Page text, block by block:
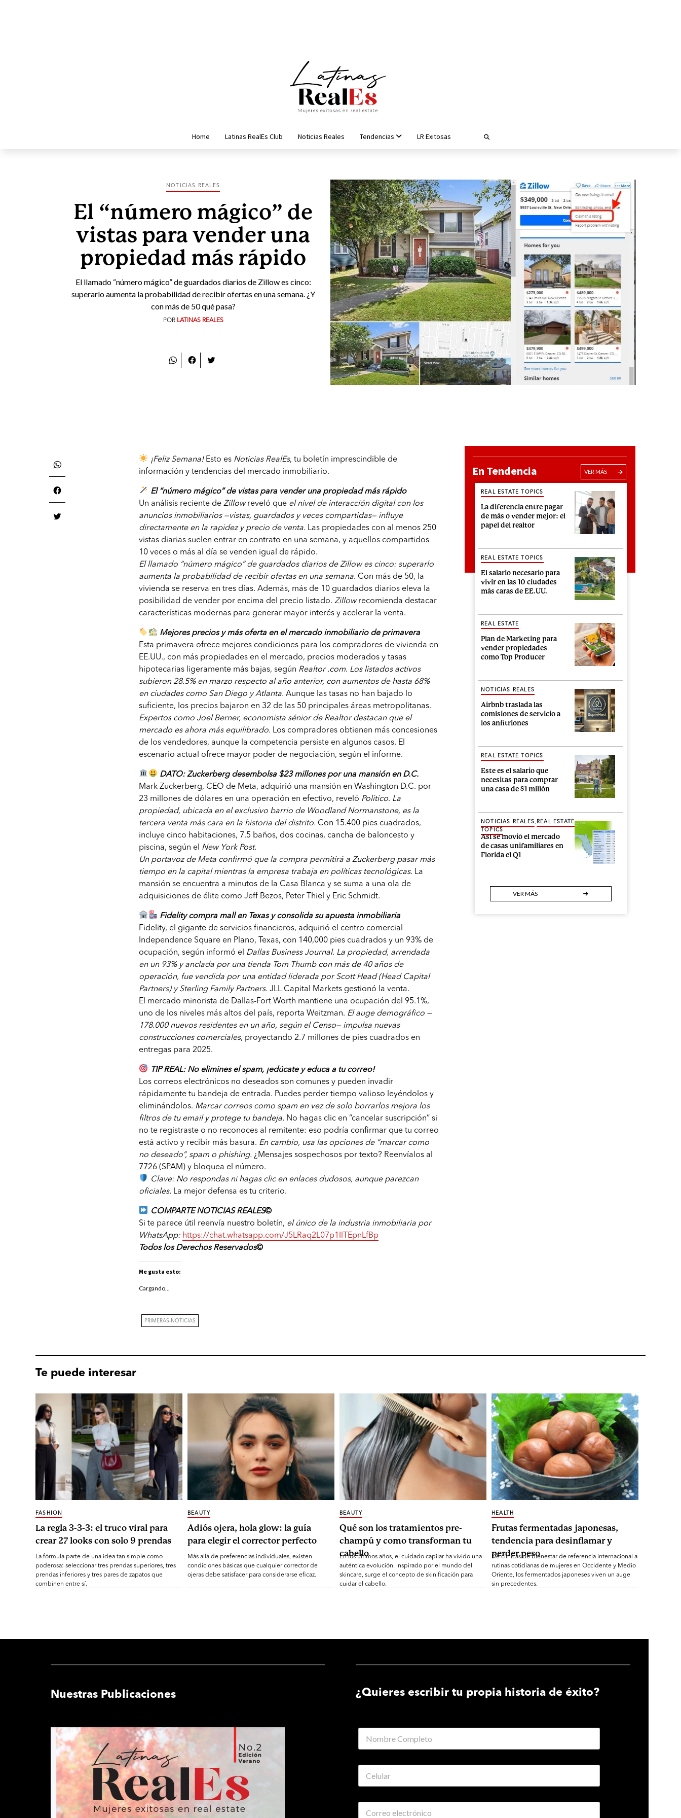
Home Latinas RealEs Club Noticias Reales Tendencias LR Exitosas
NOTICIAS REALES
El “número mágico” de
vistas para vender una
propiedad más rápido
El llamado “número mágico” de guardados diarios de Zillow es cinco:
superarlo aumenta la probabilidad de recibir ofertas en una semana. ¿Y
con más de 50 qué pasa?
POR LATINAS REALES
¡Feliz Semana!Esto es Noticias RealEs, tu boletín imprescindible de
información y tendencias del mercado inmobiliario.
El “número mágico” de vistas para vender una propiedad más rápido
Un análisis reciente deZillowreveló que el nivel de interacción digital con los
anuncios inmobiliarios —vistas, guardados y veces compartidas— influye
directamente en la rapidez y precio de venta. Las propiedades con al menos 250
vistas diarias suelen entrar en contrato en una semana, y aquellos compartidos
10 veces o más al día se venden igual de rápido.
El llamado “número mágico” de guardados diarios de Zillow es cinco: superarlo
aumenta la probabilidad de recibir ofertas en una semana. Con más de 50, la
vivienda se reserva en tres días. Además, más de 10 guardados diarios eleva la
posibilidad de vender por encima del precio listado.Zillowrecomienda destacar
características modernas para generar mayor interés y acelerar la venta.
Mejores precios y más oferta en el mercado inmobiliario de primavera
Esta primavera ofrece mejores condiciones para los compradores de vivienda en
EE.UU., con más propiedades en el mercado, precios moderados y tasas
hipotecarias ligeramente más bajas, según Realtor .com. Los listados activos
subieron 28.5% en marzo respecto al año anterior, con aumentos de hasta 68%
en ciudades como San Diego y Atlanta. Aunque las tasas no han bajado lo
suficiente, los precios bajaron en 32 de las 50 principales áreas metropolitanas.
Expertos como Joel Berner, economista sénior de Realtor destacan que el
mercado es ahora más equilibrado. Los compradores obtienen más concesiones
de los vendedores, aunque la competencia persiste en algunos casos. El
escenario actual ofrece mayor poder de negociación, según el informe.
DATO: Zuckerberg desembolsa $23 millones por una mansión en D.C.
Mark Zuckerberg, CEO de Meta, adquirió una mansión en Washington D.C. por
23 millones de dólares en una operación en efectivo, reveló Politico. La
propiedad, ubicada en el exclusivo barrio de Woodland Normanstone, es la
tercera venta más cara en la historia del distrito. Con 15.400 pies cuadrados,
incluye cinco habitaciones, 7.5 baños, dos cocinas, cancha de baloncesto y
piscina, según el New York Post.
Un portavoz de Meta confirmó que la compra permitirá a Zuckerberg pasar más
tiempo en la capital mientras la empresa trabaja en políticas tecnológicas. La
mansión se encuentra a minutos de la Casa Blanca y se suma a una ola de
adquisiciones de élite como Jeff Bezos, Peter Thiel y Eric Schmidt.
Fidelity compra mall en Texas y consolida su apuesta inmobiliaria
Fidelity, el gigante de servicios financieros, adquirió el centro comercial
Independence Square en Plano, Texas, con 140,000 pies cuadrados y un 93% de
ocupación, según informó el Dallas Business Journal. La propiedad, arrendada
en un 93% y anclada por una tienda Tom Thumb con más de 40 años de
operación, fue vendida por una entidad liderada por Scott Head (Head Capital
Partners) y Sterling Family Partners. JLL Capital Markets gestionó la venta.
El mercado minorista de Dallas-Fort Worth mantiene una ocupación del 95.1%,
uno de los niveles más altos del país, reporta Weitzman. El auge demográfico —
178.000 nuevos residentes en un año, según el Censo— impulsa nuevas
construcciones comerciales, proyectando 2.7 millones de pies cuadrados en
entregas para 2025.
TIP REAL: No elimines el spam, ¡edúcate y educa a tu correo!
Los correos electrónicos no deseados son comunes y pueden invadir
rápidamente tu bandeja de entrada. Puedes perder tiempo valioso leyéndolos y
eliminándolos. Marcar correos como spam en vez de solo borrarlos mejora los
filtros de tu email y protege tu bandeja. No hagas clic en “cancelar suscripción” si
no te registraste o no reconoces al remitente: eso podría confirmar que tu correo
está activo y recibir más basura. En cambio, usa las opciones de “marcar como
no deseado”, spam o phishing. ¿Mensajes sospechosos por texto? Reenvíalos al
7726 (SPAM) y bloquea el número.
Clave: No respondas ni hagas clic en enlaces dudosos, aunque parezcan
oficiales. La mejor defensa es tu criterio.
COMPARTE NOTICIAS REALES©️
Si te parece útil reenvía nuestro boletín, el único de la industria inmobiliaria por
WhatsApp: https://chat.whatsapp.com/J5LRaq2L07p1IlTEpnLfBp
Todos los Derechos Reservados©️
Me gusta esto:
Cargando...
PRIMERAS-NOTICIAS
En Tendencia VER MÁS
La diferencia entre pagar
de más o vender mejor: el
papel del realtor
REAL ESTATE TOPICS
El salario necesario para
vivir en las 10 ciudades
más caras de EE.UU.
REAL ESTATE TOPICS
Plan de Marketing para
vender propiedades
como Top Producer
REAL ESTATE
Airbnb traslada las
comisiones de servicio a
los anfitriones
NOTICIAS REALES
Este es el salario que
necesitas para comprar
una casa de $1 millón
REAL ESTATE TOPICS
Así se movió el mercado
de casas unifamiliares en
Florida el Q1
NOTICIAS REALES
REAL ESTATE
TOPICS
VER MÁS
Te puede interesar
La regla 3-3-3: el truco viral para
crear 27 looks con solo 9 prendas
FASHION
La fórmula parte de una idea tan simple como
poderosa: seleccionar tres prendas superiores, tres
prendas inferiores y tres pares de zapatos que
combinen entre sí.
Adiós ojera, hola glow: la guía
para elegir el corrector perfecto
BEAUTY
Más allá de preferencias individuales, existen
condiciones básicas que cualquier corrector de
ojeras debe satisfacer para considerarse eficaz.
Qué son los tratamientos pre-
champú y como transforman tu
cabello
BEAUTY
En los últimos años, el cuidado capilar ha vivido una
auténtica evolución. Inspirado por el mundo del
skincare, surge el concepto de skinificación para
cuidar el cabello.
Frutas fermentadas japonesas,
tendencia para desinflamar y
perder peso
HEALTH
De clínicas de bienestar de referencia internacional a
rutinas cotidianas de mujeres en Occidente y Medio
Oriente, los fermentados japoneses viven un auge
sin precedentes.
Nuestras Publicaciones ¿Quieres escribir tu propia historia de éxito?